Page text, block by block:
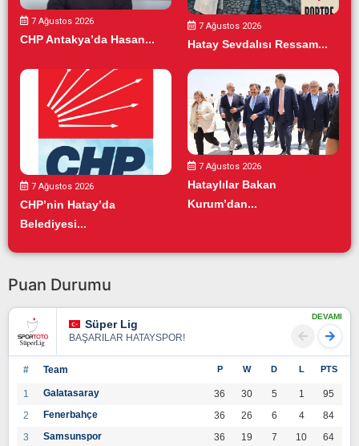
7 Ağustos 2026
CHP Antakya’da Hasan...
7 Ağustos 2026
Hatay Sevdalısı Ressam...
7 Ağustos 2026
CHP’nin Hatay’da
Belediyesi...
7 Ağustos 2026
Hataylılar Bakan
Kurum’dan...
Puan Durumu
Süper Lig
BAŞARILAR HATAYSPOR!
DEVAMI
# Team P W D L PTS
1 Galatasaray 36 30 5 1
95
2
Fenerbahçe 36 26 6 4
84
3
Samsunspor 36 19 7 10
64